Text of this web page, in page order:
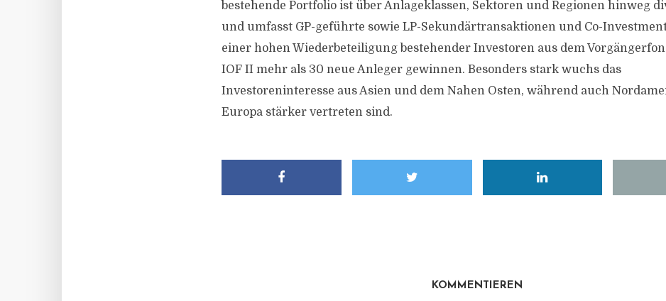
bestehende Portfolio ist über Anlageklassen, Sektoren und Regionen hinweg
und umfasst GP-geführte sowie LP-Sekundärtransaktionen und Co-
einer hohen Wiederbeteiligung bestehender Investoren aus dem
IOF II mehr als 30 neue Anleger gewinnen. Besonders stark wuchs das
Investoreninteresse aus Asien und dem Nahen Osten, während auch
Europa stärker vertreten sind.
KOMMENTIEREN